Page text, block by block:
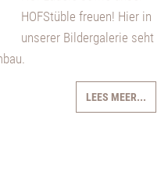
HOFStüble freuen! Hier in
unserer Bildergalerie seht
LEES MEER...